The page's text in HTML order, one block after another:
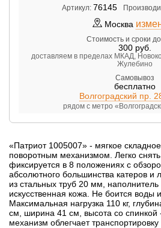
Артикул: 76145
Москва
Стоимость и сроки
300руб.
доставляем в пределах МКАД,
Жулебино
Самовывоз
бесплатно
Волгоградский пр.
рядом с метро
«Патриот 1005007» - мягкое
поворотным механизмом. Легко снять
фиксируется в 8 положениях с
абсолютного большинства катеров и
из стальных труб 20 мм,
искусственная кожа. Не боится воды
Максимальная нагрузка 110 кг,
см, ширина 41 см, высота со спинкой
механизм облегчает